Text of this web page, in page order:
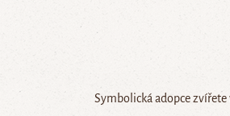
Symbolická adopce zvířete